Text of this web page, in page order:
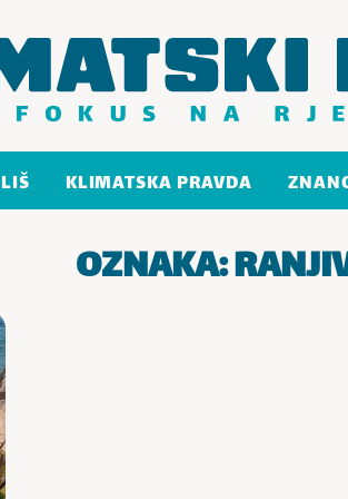
KLIMATSKA PRAVDA
OZNAKA: